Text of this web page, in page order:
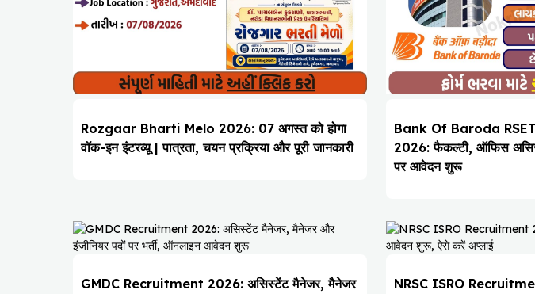
Rozgaar Bharti Melo 2026: 07 अगस्त को होगा
वॉक-इन इंटरव्यू | पात्रता, चयन प्रक्रिया और पूरी जानकारी
Bank Of Baroda
2026: फैकल्टी, ऑफिस
पर आवेदन शुरू
GMDC Recruitment 2026: असिस्टेंट मैनेजर, मैनेजर
NRSC ISRO